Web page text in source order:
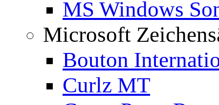
MS Windows
Microsoft
Bouton
Curlz MT